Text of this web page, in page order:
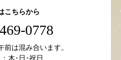
こちらから
0778
は混み合います。
木･日･祝日